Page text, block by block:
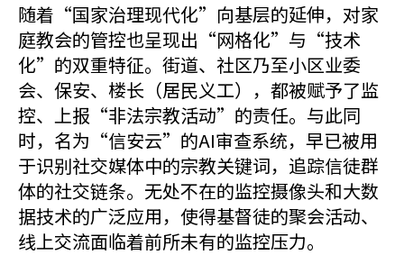
随着“国家治理现代化”向基层的延伸，对家
庭教会的管控也呈现出“网格化”与“技术
化”的双重特征。街道、社区乃至小区业委
会、保安、楼长（居民义工），都被赋予了监
控、上报“非法宗教活动”的责任。与此同
时，名为“信安云”的AI审查系统，早已被用
于识别社交媒体中的宗教关键词，追踪信徒群
体的社交链条。无处不在的监控摄像头和大数
据技术的广泛应用，使得基督徒的聚会活动、
线上交流面临着前所未有的监控压力。